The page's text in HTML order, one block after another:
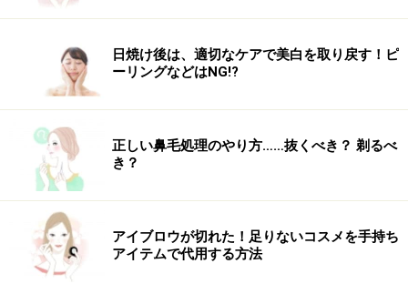
1/3 次のページへ
日焼け後は、適切なケアで美白を取り戻す！ピ
ーリングなどはNG!?
正しい鼻毛処理のやり方……抜くべき？ 剃るべ
き？
アイブロウが切れた！足りないコスメを手持ち
アイテムで代用する方法